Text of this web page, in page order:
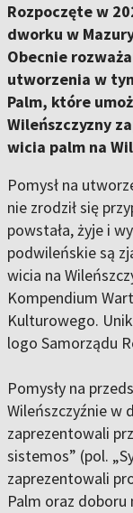
Rozpoczęte w
dworku w
Obecnie
utworzenia w
Palm, które
Wileńszczyzny
wicia palm na
Pomysł na
nie zrodził się
powstała, żyje i
podwileńskie są
wicia na
Kompendium
Kulturowego.
logo Samorządu
Pomysły na
Wileńszczyźnie w
zaprezentowali
sistemos” (pol.
zaprezentowali
Palm oraz doboru